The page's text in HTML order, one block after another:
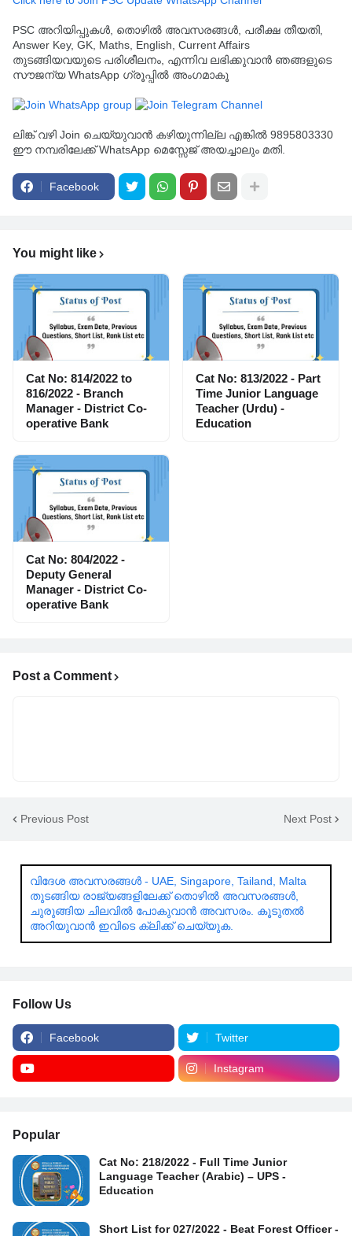
PSC അറിയിപ്പുകൾ, തൊഴിൽ അവസരങ്ങൾ, പരീക്ഷ തീയതി,
Answer Key, GK, Maths, English, Current Affairs
തുടങ്ങിയവയുടെ പരിശീലനം, എന്നിവ ലഭിക്കുവാൻ ഞങ്ങളുടെ
സൗജന്യ WhatsApp ഗ്രൂപ്പിൽ അംഗമാകൂ
ലിങ്ക് വഴി Join ചെയ്യുവാൻ കഴിയുന്നില്ല എങ്കിൽ 9895803330
ഈ നമ്പരിലേക്ക് WhatsApp മെസ്സേജ് അയച്ചാലും മതി.
Facebook
You might like
Cat No: 814/2022 to
816/2022 - Branch
Manager - District Co-
operative Bank
Cat No: 813/2022 - Part
Time Junior Language
Teacher (Urdu) -
Education
Cat No: 804/2022 -
Deputy General
Manager - District Co-
operative Bank
Post a Comment
Previous Post Next Post
വിദേശ അവസരങ്ങൾ - UAE, Singapore, Tailand, Malta
തുടങ്ങിയ രാജ്യങ്ങളിലേക്ക് തൊഴിൽ അവസരങ്ങൾ,
ചുരുങ്ങിയ ചിലവിൽ പോകുവാൻ അവസരം. കൂടുതൽ
അറിയുവാൻ ഇവിടെ ക്ലിക്ക് ചെയ്യുക.
Follow Us
Facebook Twitter
Instagram
Popular
Cat No: 218/2022 - Full Time Junior
Language Teacher (Arabic) – UPS -
Education
Short List for 027/2022 - Beat Forest Officer -